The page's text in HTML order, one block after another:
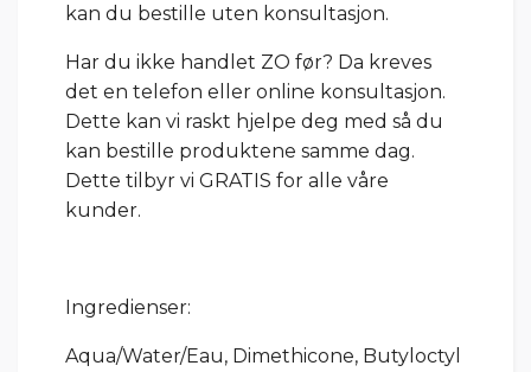
kan du bestille uten konsultasjon.
Har du ikke handlet ZO før? Da kreves
det en telefon eller online konsultasjon.
Dette kan vi raskt hjelpe deg med så du
kan bestille produktene samme dag.
Dette tilbyr vi GRATIS for alle våre
kunder.
Ingredienser:
Aqua/Water/Eau, Dimethicone, Butyloctyl